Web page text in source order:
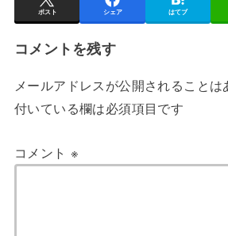
ポスト シェア はてブ
コメントを残す
メールアドレスが公開されることは
付いている欄は必須項目です
コメント ※